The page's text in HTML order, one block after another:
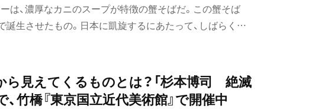
ーは、濃厚なカニのスープが特徴の蟹そばだ。この蟹そば
誕生させたもの。日本に凱旋するにあたって、しばらく人
ーメン激戦区である蒲田へ2024年10月に移転。高級食材
に染みる。
ら見えてくるものとは？「杉本博司 絶滅
竹橋『東京国立近代美術館』で開催中